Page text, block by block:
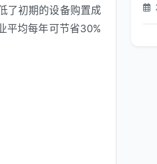
了初期的设备购置成
平均每年可节省30%